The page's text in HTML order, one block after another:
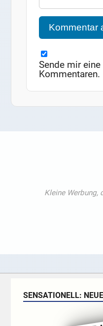
Sende mir
Kommentaren.
SENSATIONELL: